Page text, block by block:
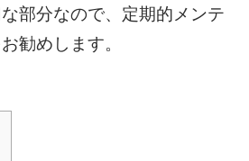
部分なので、定期的メンテ
勧めします。